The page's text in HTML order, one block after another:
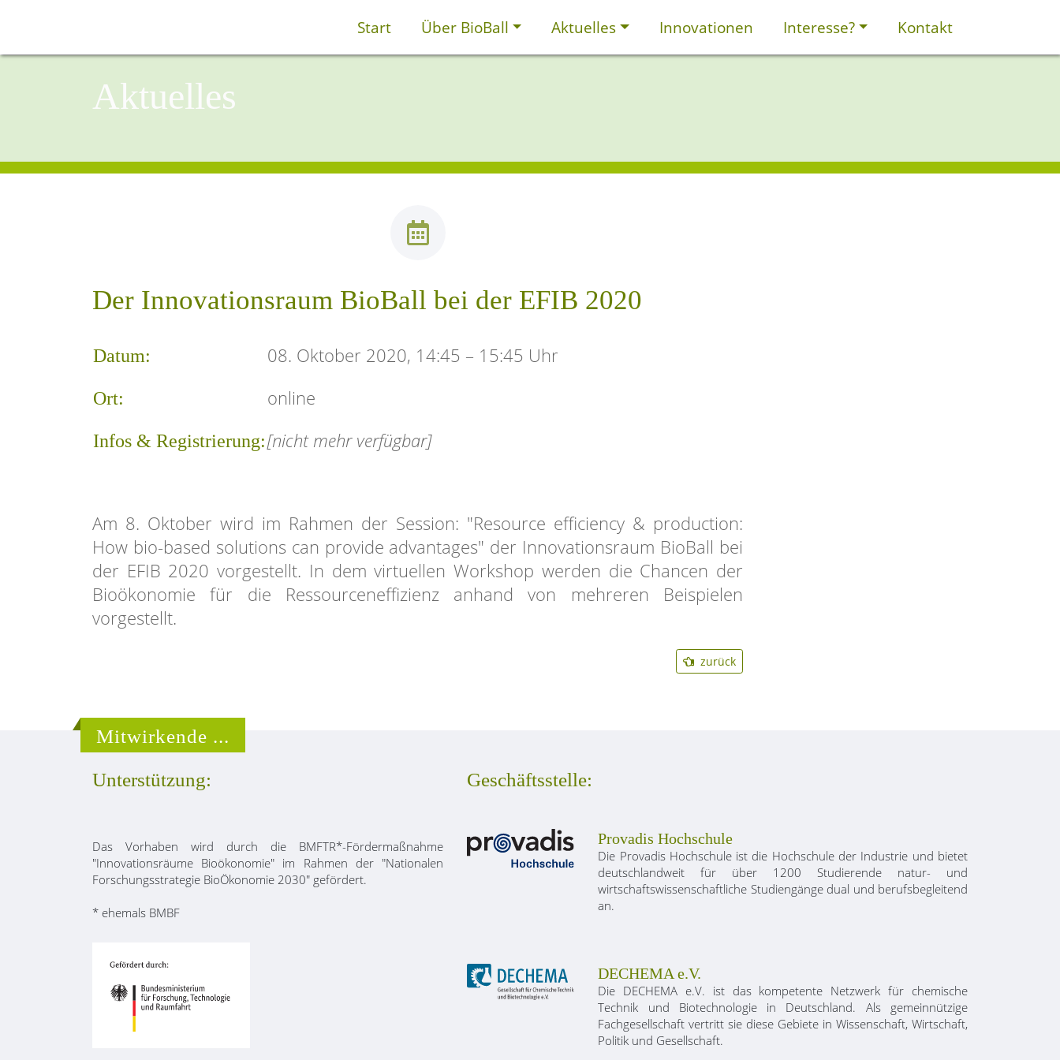
Start Über BioBall Aktuelles Innovationen Interesse? Kontakt
Aktuelles
Der Innovationsraum BioBall bei der EFIB 2020
Datum: 08. Oktober 2020, 14:45 – 15:45 Uhr
Ort: online
Infos & Registrierung:[nicht mehr verfügbar]
Am 8. Oktober wird im Rahmen der Session: "Resource efficiency & production:
How bio-based solutions can provide advantages" der Innovationsraum BioBall bei
der EFIB 2020 vorgestellt. In dem virtuellen Workshop werden die Chancen der
Bioökonomie für die Ressourceneffizienz anhand von mehreren Beispielen
vorgestellt.
zurück
Mitwirkende ...
Unterstützung:
Das Vorhaben wird durch die BMFTR*-Fördermaßnahme
"Innovationsräume Bioökonomie" im Rahmen der "Nationalen
Forschungsstrategie BioÖkonomie 2030" gefördert.
* ehemals BMBF
Geschäftsstelle:
Provadis Hochschule
Die Provadis Hochschule ist die Hochschule der Industrie und bietet
deutschlandweit für über 1200 Studierende natur- und
wirtschaftswissenschaftliche Studiengänge dual und berufsbegleitend
an.
DECHEMA e.V.
Die DECHEMA e.V. ist das kompetente Netzwerk für chemische
Technik und Biotechnologie in Deutschland. Als gemeinnützige
Fachgesellschaft vertritt sie diese Gebiete in Wissenschaft, Wirtschaft,
Politik und Gesellschaft.